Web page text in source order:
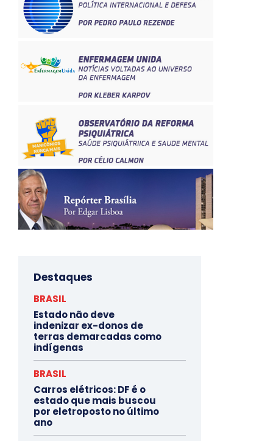
Destaques
BRASIL
Estado não deve
indenizar ex-donos de
terras demarcadas como
indígenas
BRASIL
Carros elétricos: DF é o
estado que mais buscou
por eletroposto no último
ano